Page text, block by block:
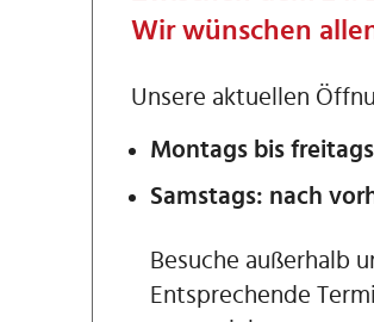
Wir wünschen
Unsere aktuellen
Montags bis
Samstags: nach
Besuche außerhalb
Entsprechende